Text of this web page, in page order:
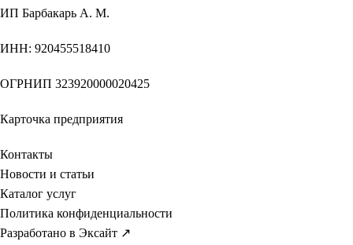
ИП Барбакарь А. М.
ИНН: 920455518410
ОГРНИП 323920000020425
Карточка предприятия
Контакты
Новости и статьи
Каталог услуг
Политика конфиденциальности
Разработано в Эксайт ↗